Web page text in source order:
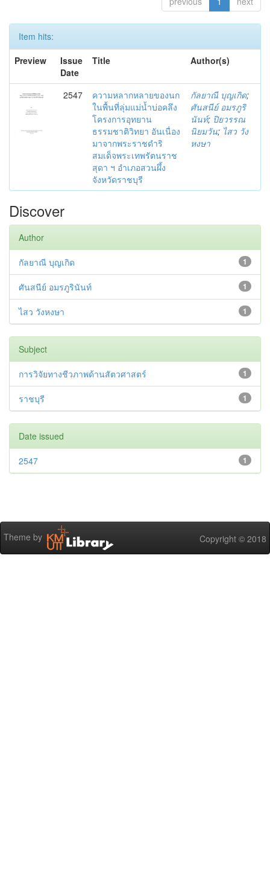
Item hits:
Preview
Issue
Date
Title Author(s)
2547
ความหลากหลายของนก
ในพื้นที่ลุ่มแม่น้ำบ่อคลึง
โครงการอุทยาน
ธรรมชาติวิทยา อันเนื่อง
มาจากพระราชดำริ
สมเด็จพระเทพรัตนราช
สุดา ฯ อำเภอสวนผึ้ง
จังหวัดราชบุรี
กัลยาณี บุญเกิด;
ศันสนีย์ อมรภูริ
นันท์; ปิยวรรณ
นิยมวัน; ไสว วัง
หงษา
Discover
Author
1
กัลยาณี บุญเกิด
1
ศันสนีย์ อมรภูรินันท์
1
ไสว วังหงษา
Subject
1
การวิจัยทางชีวภาพด้านสัตวศาสตร์
1
ราชบุรี
Date issued
1
2547
Theme by Copyright © 2018